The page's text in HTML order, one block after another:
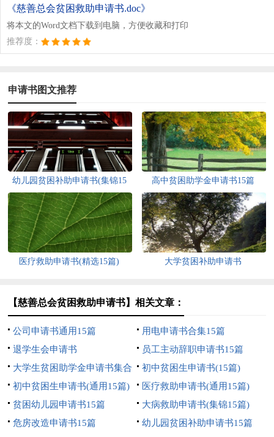
《慈善总会贫困救助申请书.doc》
将本文的Word文档下载到电脑，方便收藏和打印
推荐度：
申请书图文推荐
幼儿园贫困补助申请书(集锦15
篇)
高中贫困助学金申请书15篇
医疗救助申请书(精选15篇) 大学贫困补助申请书
【慈善总会贫困救助申请书】相关文章：
公司申请书通用15篇
用电申请书合集15篇
退学生会申请书
员工主动辞职申请书15篇
大学生贫困助学金申请书集合
15篇
初中贫困生申请书(15篇)
初中贫困生申请书(通用15篇)
医疗救助申请书(通用15篇)
贫困幼儿园申请书15篇
大病救助申请书(集锦15篇)
危房改造申请书15篇
幼儿园贫困补助申请书15篇